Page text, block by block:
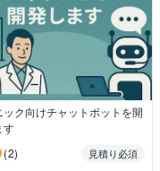
ック向けチャットボットを開
す
(2)
見積り必須